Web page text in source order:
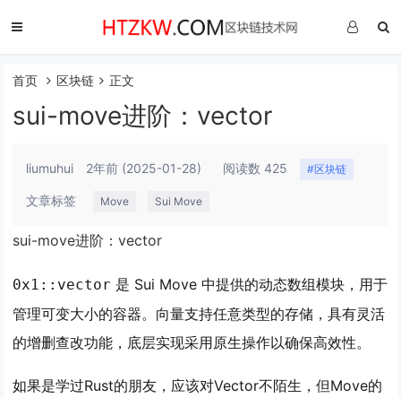
首页 区块链 正文
sui-move进阶：vector
liumuhui 2年前 (2025-01-28) 阅读数 425 #区块链
文章标签 Move Sui Move
sui-move进阶：vector
0x1::vector 是 Sui Move 中提供的动态数组模块，用于
管理可变大小的容器。向量支持任意类型的存储，具有灵活
的增删查改功能，底层实现采用原生操作以确保高效性。
如果是学过Rust的朋友，应该对Vector不陌生，但Move的